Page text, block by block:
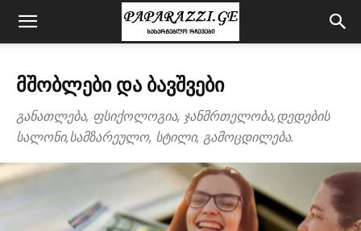
ᲛᲨᲝᲑᲚᲔᲑᲘ ᲓᲐ ᲑᲐᲕᲨᲕᲔᲑᲘ
განათლება, ფსიქოლოგია, ჯანმრთელობა,დედების
სალონი,სამზარეულო, სტილი, გამოცდილება.